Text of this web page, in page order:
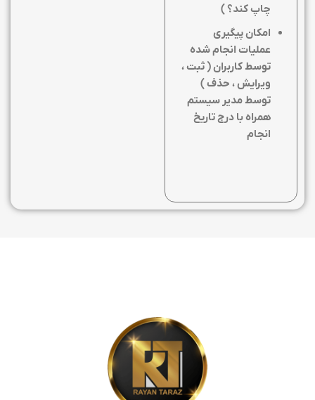
چاپ کند؟ )
امکان پیگیری
عملیات انجام شده
توسط کاربران ( ثبت ،
ویرایش ، حذف )
توسط مدیر سیستم
همراه با درج تاریخ
انجام